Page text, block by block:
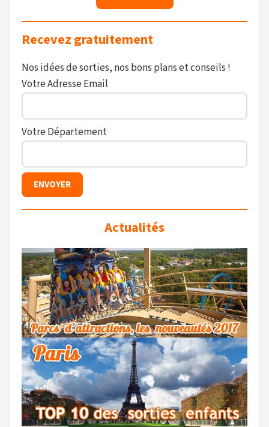
Recevez gratuitement
Nos idées de sorties, nos bons plans et conseils !
Votre Adresse Email
Votre Département
Actualités